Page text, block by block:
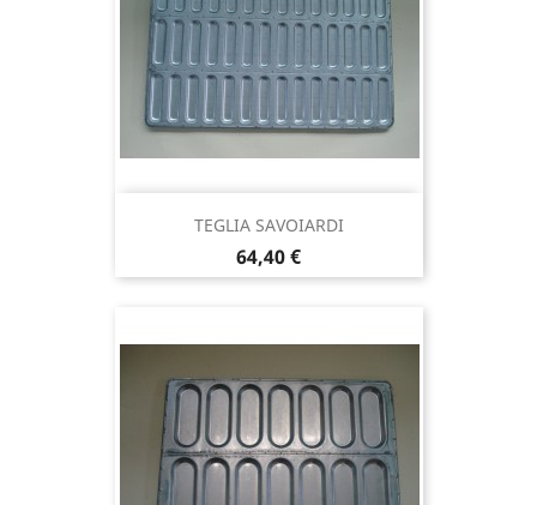
TEGLIA SAVOIARDI
Prezzo
64,40 €